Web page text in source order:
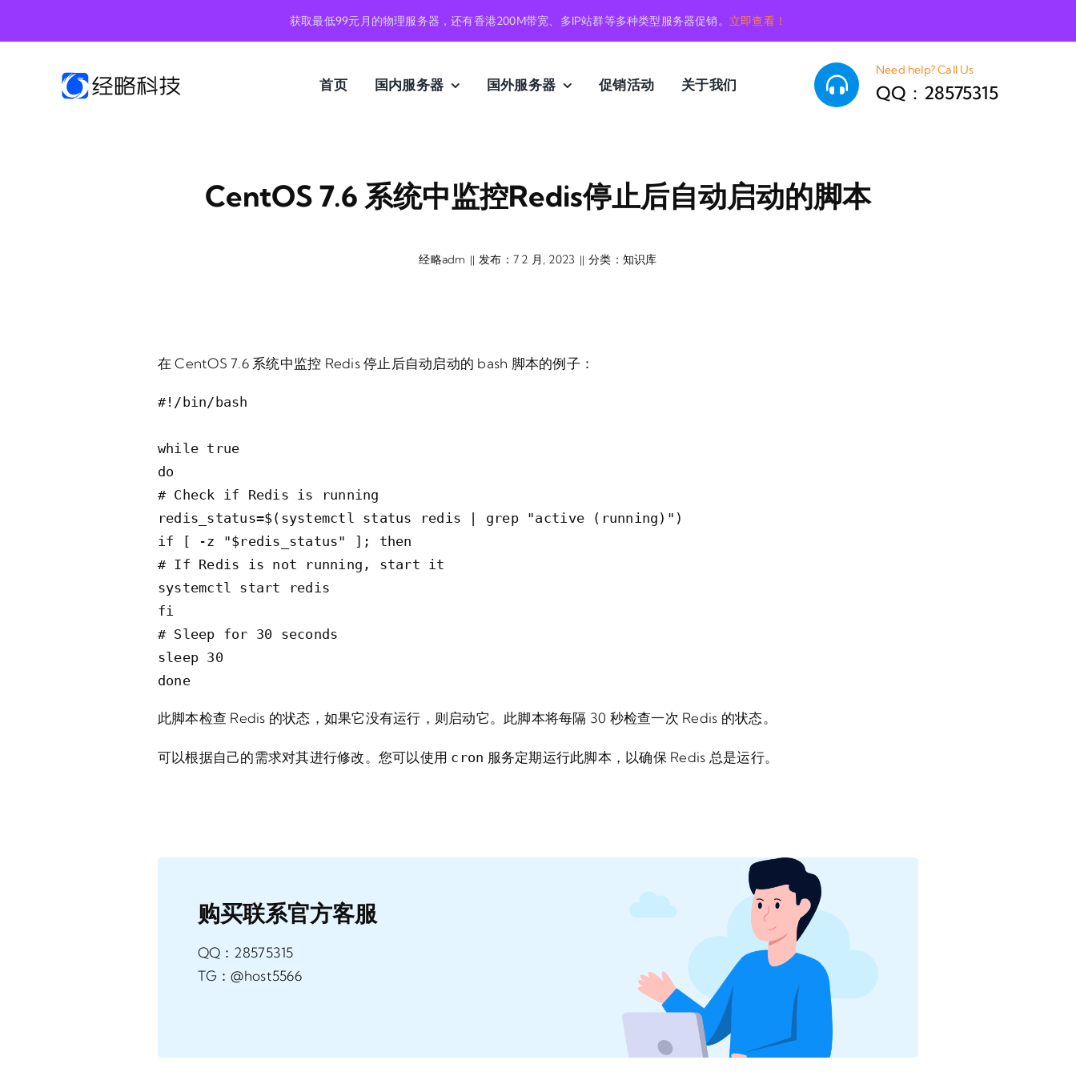
获取最低99元月的物理服务器，还有香港200M带宽、多IP站群等多种类型服务器促销。 立即查看！
首页 国内服务器 国外服务器 促销活动 关于我们
Need help? Call Us
QQ：28575315
CentOS 7.6 系统中监控redis停止后自动启动的脚本
经略adm || 发布：7 2 月, 2023 || 分类： 知识库
在 CentOS 7.6 系统中监控 Redis 停止后自动启动的 bash 脚本的例子：
#!/bin/bash
while true
do
# Check if Redis is running
redis_status=$(systemctl status redis | grep "active (running)")
if [ -z "$redis_status" ]; then
# If Redis is not running, start it
systemctl start redis
fi
# Sleep for 30 seconds
sleep 30
done
此脚本检查 Redis 的状态，如果它没有运行，则启动它。此脚本将每隔 30 秒检查一次 Redis 的状态。
可以根据自己的需求对其进行修改。您可以使用 cron 服务定期运行此脚本，以确保 Redis 总是运行。
购买联系官方客服
QQ：28575315
TG：@host5566